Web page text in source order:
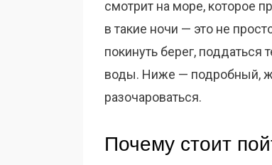
смотрит на море, которое
в такие ночи — это не
покинуть берег, поддаться
воды. Ниже — подробный,
разочароваться.
Почему стоит